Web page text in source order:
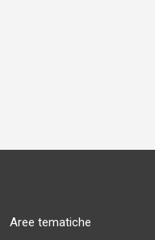
Aree tematiche